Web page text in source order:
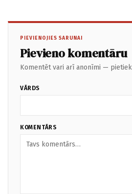
PIEVIENOJIES SARUNAI
Pievieno komentāru
Komentēt vari arī anonīmi —
VĀRDS
KOMENTĀRS